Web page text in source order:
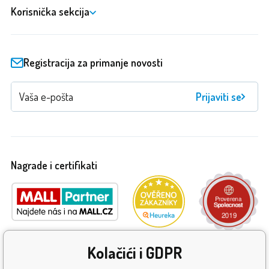
Korisnička sekcija
Registracija za primanje novosti
Prijaviti se
Nagrade i certifikati
Kolačići i GDPR